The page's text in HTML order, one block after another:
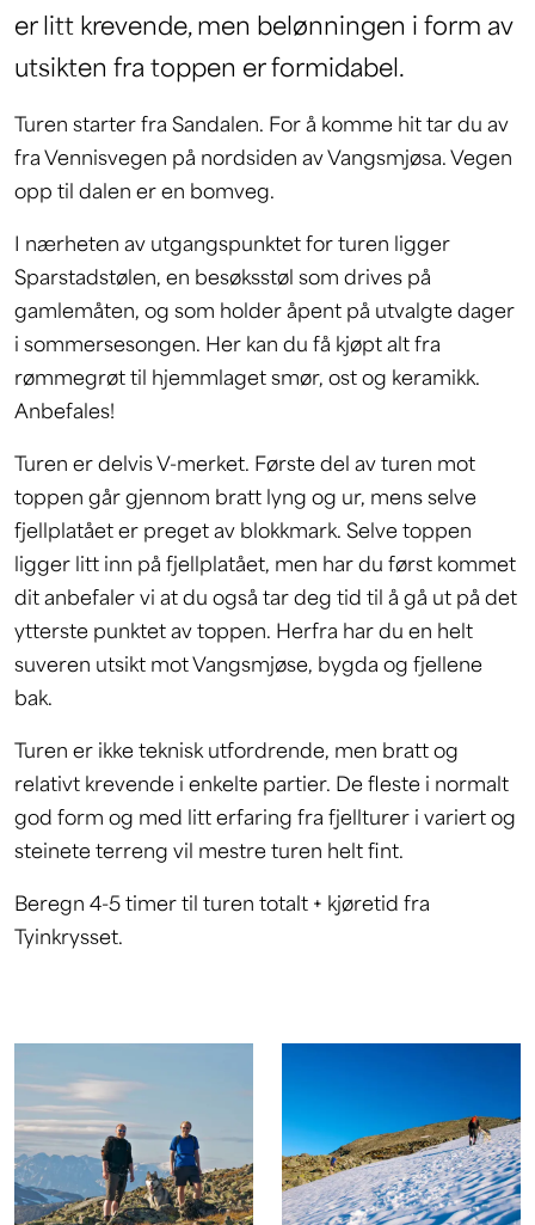
er litt krevende, men belønningen i form av
utsikten fra toppen er formidabel.
Turen starter fra Sandalen. For å komme hit tar du av
fra Vennisvegen på nordsiden av Vangsmjøsa. Vegen
opp til dalen er en bomveg.
I nærheten av utgangspunktet for turen ligger
Sparstadstølen, en besøksstøl som drives på
gamlemåten, og som holder åpent på utvalgte dager
i sommersesongen. Her kan du få kjøpt alt fra
rømmegrøt til hjemmlaget smør, ost og keramikk.
Anbefales!
Turen er delvis V-merket. Første del av turen mot
toppen går gjennom bratt lyng og ur, mens selve
fjellplatået er preget av blokkmark. Selve toppen
ligger litt inn på fjellplatået, men har du først kommet
dit anbefaler vi at du også tar deg tid til å gå ut på det
ytterste punktet av toppen. Herfra har du en helt
suveren utsikt mot Vangsmjøse, bygda og fjellene
bak.
Turen er ikke teknisk utfordrende, men bratt og
relativt krevende i enkelte partier. De fleste i normalt
god form og med litt erfaring fra fjellturer i variert og
steinete terreng vil mestre turen helt fint.
Beregn 4-5 timer til turen totalt + kjøretid fra
Tyinkrysset.